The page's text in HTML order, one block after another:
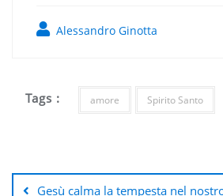
Alessandro Ginotta
Tags : amore Spirito Santo
articoli
Gesù calma la tempesta nel